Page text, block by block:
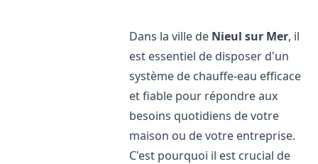
Dans la ville de Nieul sur Mer, il
est essentiel de disposer d'un
système de chauffe-eau efficace
et fiable pour répondre aux
besoins quotidiens de votre
maison ou de votre entreprise.
C'est pourquoi il est crucial de